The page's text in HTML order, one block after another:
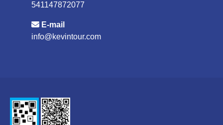
541147872077
E-mail
info@kevintour.com